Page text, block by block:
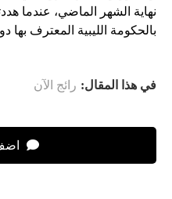
نهاية الشهر الماضي، عندما
بالحكومة الليبية المعترف بها
في هذا المقال: رائج الآن